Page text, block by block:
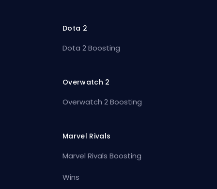
Dota 2
Dota 2 Boosting
Overwatch 2
Overwatch 2 Boosting
Marvel Rivals
Marvel Rivals Boosting
Wins